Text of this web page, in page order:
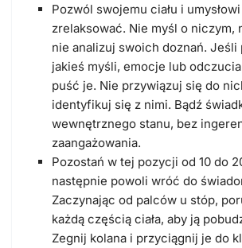
Pozwól swojemu ciału i
zrelaksować. Nie myśl o niczym,
nie analizuj swoich doznań. Jeśli
jakieś myśli, emocje lub
puść je. Nie przywiązuj się do
identyfikuj się z nimi. Bądź
wewnętrznego stanu, bez
zaangażowania.
Pozostań w tej pozycji od 10 do
następnie powoli wróć do
Zaczynając od palców u stóp,
każdą częścią ciała, aby ją
Zegnij kolana i przyciągnij je do